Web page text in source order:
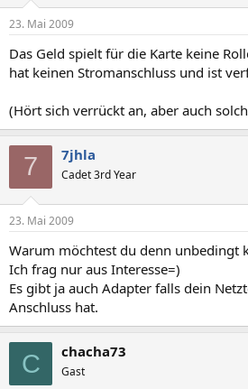
23. Mai 2009
Das Geld spielt für die Karte keine
hat keinen Stromanschluss und ist
(Hört sich verrückt an, aber auch
7 7jhla
Cadet 3rd Year
23. Mai 2009
Warum möchtest du denn unbedingt
Ich frag nur aus Interesse=)
Es gibt ja auch Adapter falls dein
Anschluss hat.
C chacha73
Gast